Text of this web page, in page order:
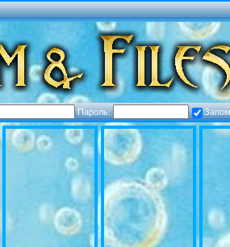
Пароль: